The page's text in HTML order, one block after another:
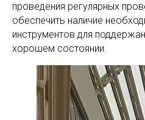
проведения регулярных
обеспечить наличие
инструментов для
хорошем состоянии.